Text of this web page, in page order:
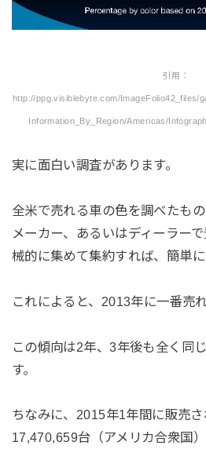
引用：
http://ppg.visiblebyte.com/ImageFolio42_files/
Information_By_Region/Americas/
実に面白い調査があります。
全米で売れる車の色を調べたも
メーカー、あるいはディーラー
械的に集めて集約すれば、簡単に
これによると、2013年に一番売
この傾向は2年、3年後も全く同
す。
ちなみに、2015年1年間に販売さ
17,470,659台（アメリカ合衆国）